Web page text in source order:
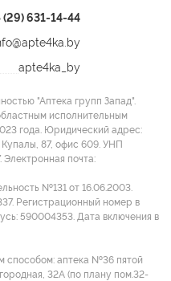
(29) 631-14-44
apte4ka_by
"Аптека групп Запад".
исполнительным
года. Юридический адрес:
Купалы, 87, офис 609. УНП
Электронная почта:
№131 от 16.06.2003.
Регистрационный номер в
590004353. Дата включения в
способом: аптека №36 пятой
32А (по плану пом.32-